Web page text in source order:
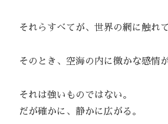
それらすべてが、世界の網に触れて
そのとき、空海の内に微かな感情が
それは強いものではない。
だが確かに、静かに広がる。